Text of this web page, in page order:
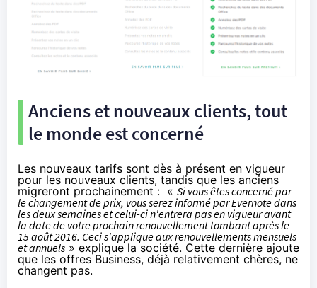
Anciens et nouveaux clients, tout
le monde est concerné
Les nouveaux tarifs sont dès à présent en vigueur
pour les nouveaux clients, tandis que les anciens
migreront prochainement : « Si vous êtes concerné par
le changement de prix, vous serez informé par Evernote dans
les deux semaines et celui-ci n'entrera pas en vigueur avant
la date de votre prochain renouvellement tombant après le
15 août 2016. Ceci s'applique aux renouvellements mensuels
et annuels » explique la société. Cette dernière ajoute
que les offres Business, déjà relativement chères, ne
changent pas.